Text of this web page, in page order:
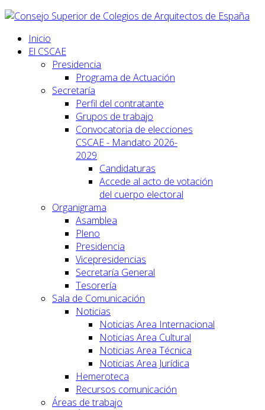
Inicio
El CSCAE
Presidencia
Programa de Actuación
Secretaría
Perfil del contratante
Grupos de trabajo
Convocatoria de elecciones
CSCAE - Mandato 2026-
2029
Candidaturas
Accede al acto de votación
del cuerpo electoral
Organigrama
Asamblea
Pleno
Presidencia
Vicepresidencias
Secretaría General
Tesorería
Sala de Comunicación
Noticias
Noticias Area Internacional
Noticias Area Cultural
Noticias Area Técnica
Noticias Area Jurídica
Hemeroteca
Recursos comunicación
Áreas de trabajo